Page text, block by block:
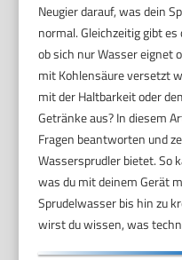
Neugier darauf, was dein
normal. Gleichzeitig gibt
ob sich nur Wasser eignet
mit Kohlensäure versetzt
mit der Haltbarkeit oder
Getränke aus? In diesem
Fragen beantworten und
Wassersprudler bietet. So
was du mit deinem Gerät
Sprudelwasser bis hin zu
wirst du wissen, was